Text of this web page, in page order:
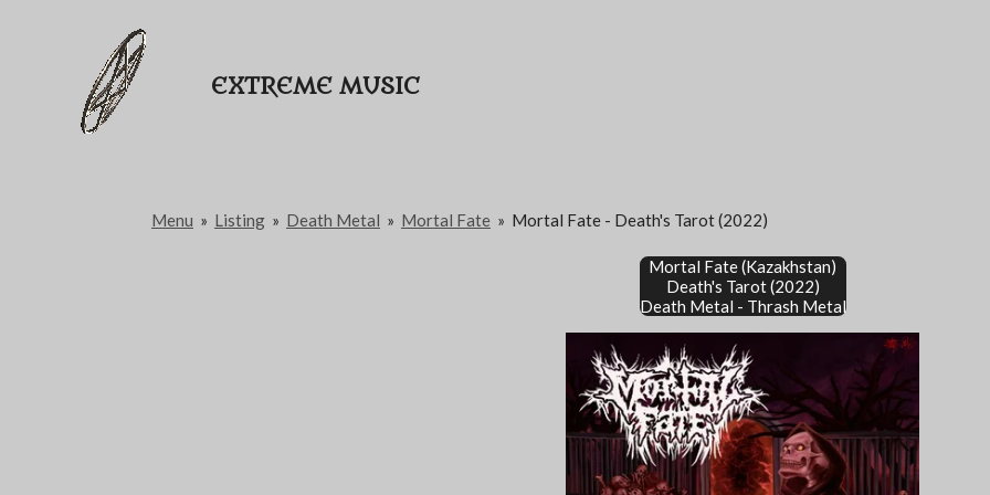
EXTREME MUSIC
Menu » Listing » Death Metal » Mortal Fate » Mortal Fate - Death's Tarot (2022)
Mortal Fate (Kazakhstan)
Death's Tarot (2022)
Death Metal - Thrash Metal